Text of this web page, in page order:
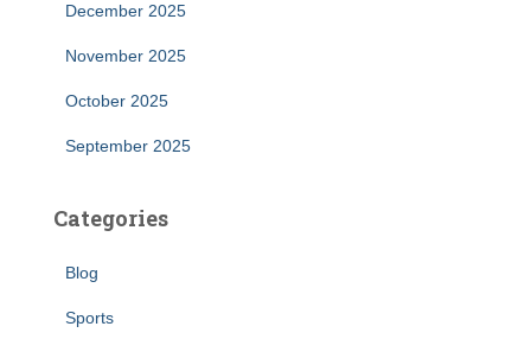
December 2025
November 2025
October 2025
September 2025
Categories
Blog
Sports